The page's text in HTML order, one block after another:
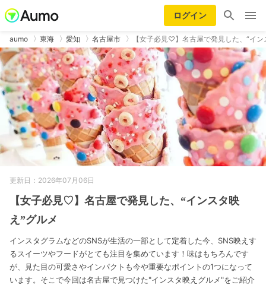
ログイン
aumo 東海 愛知 名古屋市 【女子必見♡】名古屋で発見した、“イ
更新日：2026年07月06日
【女子必見♡】名古屋で発見した、“インスタ映
え”グルメ
インスタグラムなどのSNSが生活の一部として定着した今、SNS映えす
るスイーツやフードがとても注目を集めています！味はもちろんです
が、見た目の可愛さやインパクトも今や重要なポイントの1つになって
います。そこで今回は名古屋で見つけた"インスタ映えグルメ"をご紹介